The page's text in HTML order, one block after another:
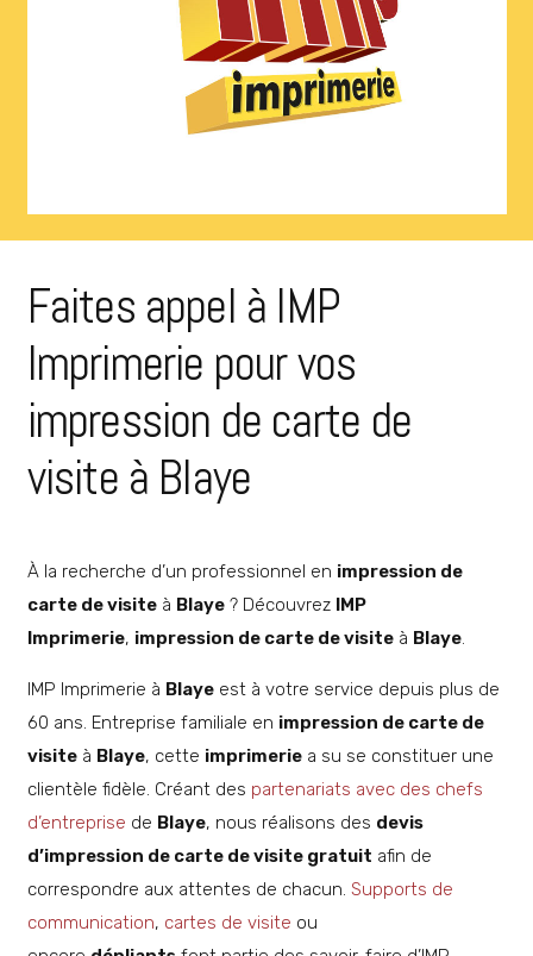
Faites appel à IMP
Imprimerie pour vos
impression de carte de
visite à Blaye
À la recherche d’un professionnel en impression de
carte de visiteà Blaye? Découvrez IMP
Imprimerie, impression de carte de visiteà Blaye.
IMP Imprimerie à Blayeest à votre service depuis plus de
60 ans. Entreprise familiale en impression de carte de
visiteà Blaye, cette imprimeriea su se constituer une
clientèle fidèle. Créant des partenariats avec des chefs
d’entreprise de Blaye, nous réalisons des devis
d’impression de carte de visite gratuit afin de
correspondre aux attentes de chacun. Supports de
communication, cartes de visite ou